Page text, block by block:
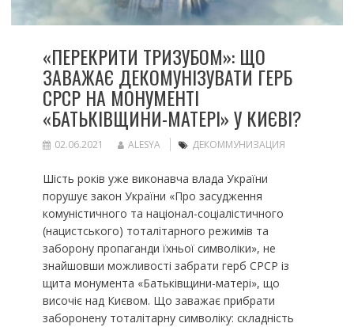
«ПЕРЕКРИТИ ТРИЗУБОМ»: ЩО
ЗАВАЖАЄ ДЕКОМУНІЗУВАТИ ГЕРБ
СРСР НА МОНУМЕНТІ
«БАТЬКІВЩИНИ-МАТЕРІ» У КИЄВІ?
02.06.2021 ALESYA ДЕКОММУНИЗАЦИЯ
Шість років уже виконавча влада України
порушує закон України «Про засудження
комуністичного та націонал-соціалістичного
(нацистського) тоталітарного режимів та
заборону пропаганди їхньої символіки», не
знайшовши можливості забрати герб СРСР із
щита монумента «Батьківщини-матері», що
височіє над Києвом. Що заважає прибрати
заборонену тоталітарну символіку: складність